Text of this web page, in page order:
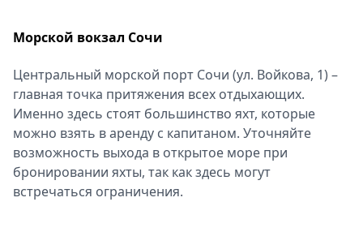
Морской вокзал Сочи
Центральный морской порт Сочи (ул. Войкова, 1) –
главная точка притяжения всех отдыхающих.
Именно здесь стоят большинство яхт, которые
можно взять в аренду с капитаном. Уточняйте
возможность выхода в открытое море при
бронировании яхты, так как здесь могут
встречаться ограничения.